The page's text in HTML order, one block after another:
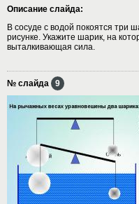
Описание слайда:
В сосуде с водой покоятся три
рисунке. Укажите шарик, на
выталкивающая сила.
№ слайда 9